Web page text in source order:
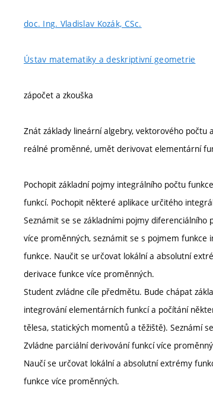
doc. Ing. Vladislav Kozák, CSc.
Ústav matematiky a deskriptivní geometrie
zápočet a zkouška
Znát základy lineární algebry, vektorového
reálné proměnné, umět derivovat elementární
Pochopit základní pojmy integrálního počtu
funkcí. Pochopit některé aplikace určitého
Seznámit se se základními pojmy
více proměnných, seznámit se s pojmem
funkce. Naučit se určovat lokální a absolutní
derivace funkce více proměnných.
Student zvládne cíle předmětu. Bude chápat
integrování elementárních funkcí a počítání
tělesa, statických momentů a těžiště). Seznámí
Zvládne parciální derivování funkcí více
Naučí se určovat lokální a absolutní extrémy
funkce více proměnných.